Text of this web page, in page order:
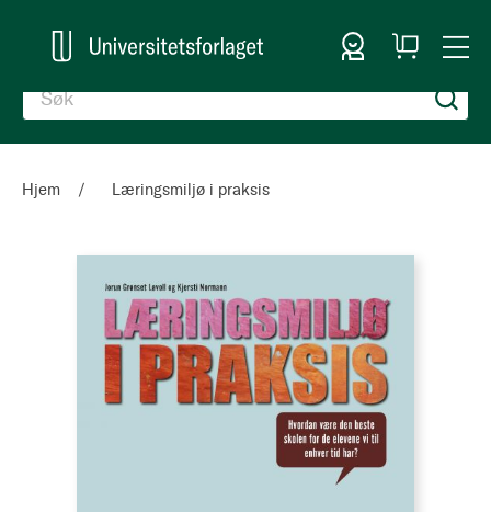
Logg inn
Handlekurv
Hjem Læringsmiljø i praksis